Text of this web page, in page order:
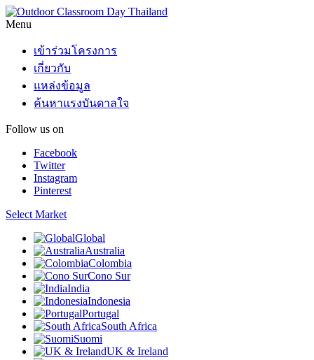
Menu
เข้าร่วมโครงการ
เกี่ยวกับ
แหล่งข้อมูล
ค้นหาแรงบันดาลใจ
Follow us on
Facebook
Twitter
Instagram
Pinterest
Select Market
Global
Australia
Colombia
Cono Sur
India
Indonesia
Portugal
South Africa
Suomi
UK & Ireland